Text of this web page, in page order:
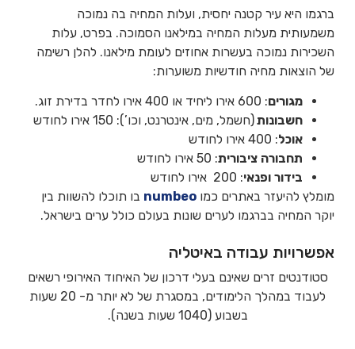
ברגמו היא עיר קטנה יחסית, ועלות המחיה בה נמוכה
משמעותית מעלות המחיה במילאנו הסמוכה. בפרט, עלות
השכירות נמוכה בעשרות אחוזים לעומת מילאנו. להלן רשימה
של הוצאות מחיה חודשיות משוערות:
מגורים: 600 אירו ליחיד או 400 אירו לחדר בדירת זוג.
חשבונות(חשמל, מים, אינטרנט, וכו’): 150 אירו לחודש
אוכל: 400 אירו לחודש
תחבורה ציבורית: 50 אירו לחודש
בידור ופנאי: 200 אירו לחודש
מומלץ להיעזר באתרים כמו numbeo בו תוכלו להשוות בין
יוקר המחיה בברגמו לערים שונות בעולם כולל ערים בישראל.
אפשרויות עבודה באיטליה
סטודנטים זרים שאינם בעלי דרכון של האיחוד האירופי רשאים
לעבוד במהלך הלימודים, במסגרת של לא יותר מ- 20 שעות
בשבוע (1040 שעות בשנה).